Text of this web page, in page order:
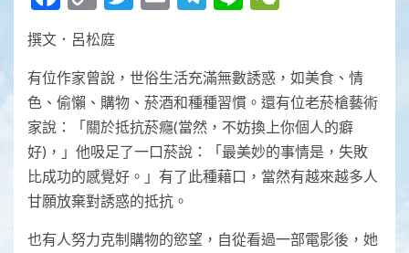
Link
撰文．呂松庭
有位作家曾說，世俗生活充滿無數誘惑，如美食、情
色、偷懶、購物、菸酒和種種習慣。還有位老菸槍藝術
家說：「關於抵抗菸癮(當然，不妨換上你個人的癖
好)，」他吸足了一口菸說：「最美妙的事情是，失敗
比成功的感覺好。」有了此種藉口，當然有越來越多人
甘願放棄對誘惑的抵抗。
也有人努力克制購物的慾望，自從看過一部電影後，她